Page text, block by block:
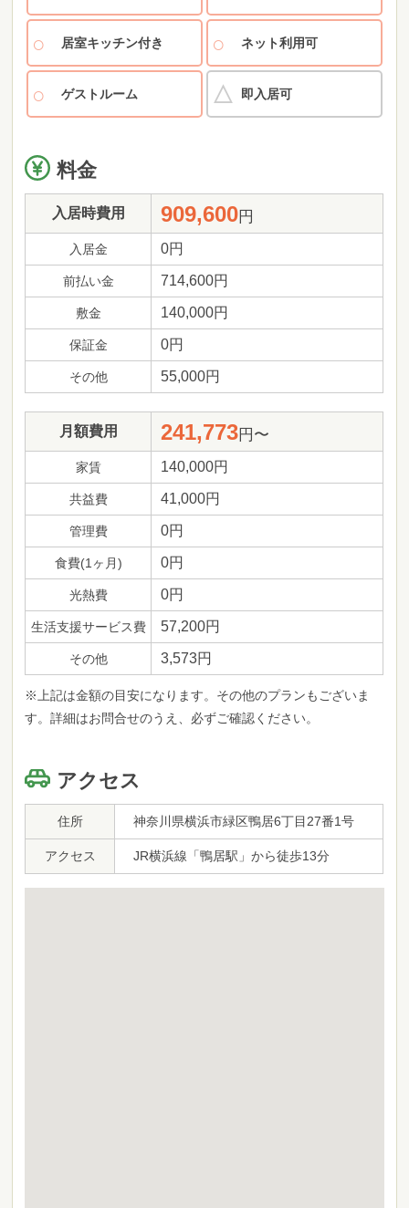
居室キッチン付き ネット利用可
ゲストルーム 即入居可
料金
入居時費用 909,600円
入居金 0円
前払い金 714,600円
敷金 140,000円
保証金 0円
その他 55,000円
月額費用 241,773円〜
家賃 140,000円
共益費 41,000円
管理費 0円
食費(1ヶ月) 0円
光熱費 0円
生活支援サービス費 57,200円
その他 3,573円
※上記は金額の目安になります。その他のプランもございま
す。詳細はお問合せのうえ、必ずご確認ください。
アクセス
住所 神奈川県横浜市緑区鴨居6丁目27番1号
アクセス JR横浜線「鴨居駅」から徒歩13分